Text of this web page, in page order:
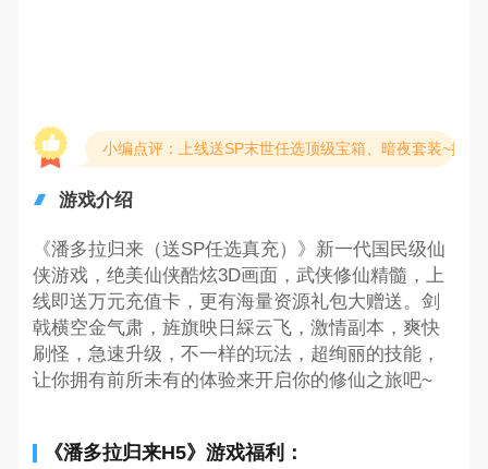
小编点评：上线送SP末世任选顶级宝箱、暗夜套装~撸百
游戏介绍
《潘多拉归来（送SP任选真充）》新一代国民级仙
侠游戏，绝美仙侠酷炫3D画面，武侠修仙精髓，上
线即送万元充值卡，更有海量资源礼包大赠送。剑
戟横空金气肃，旌旗映日綵云飞，激情副本，爽快
刷怪，急速升级，不一样的玩法，超绚丽的技能，
让你拥有前所未有的体验来开启你的修仙之旅吧~
《潘多拉归来H5》游戏福利：